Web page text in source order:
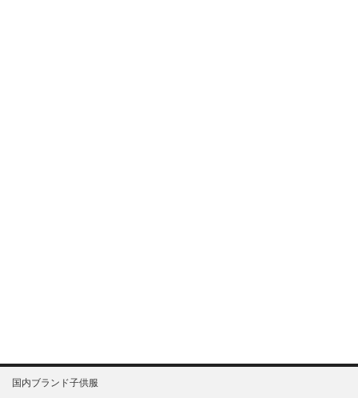
国内ブランド子供服